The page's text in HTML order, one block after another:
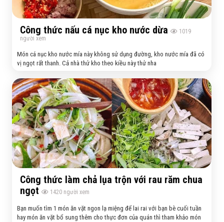
Công thức nấu cá nục kho nước dừa
1019
người xem
Món cá nục kho nước mía này không sử dụng đường, kho nước mía đã có
vị ngọt rất thanh. Cả nhà thử kho theo kiều này thử nha
Công thức làm chả lụa trộn với rau răm chua
ngọt
1420 người xem
Bạn muốn tìm 1 món ăn vặt ngon lạ miệng để lai rai với bạn bè cuối tuần
hay món ăn vặt bổ sung thêm cho thực đơn của quán thì tham khảo món